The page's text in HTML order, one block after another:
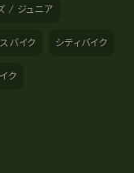
/ ジュニア
バイク シティバイク
ク